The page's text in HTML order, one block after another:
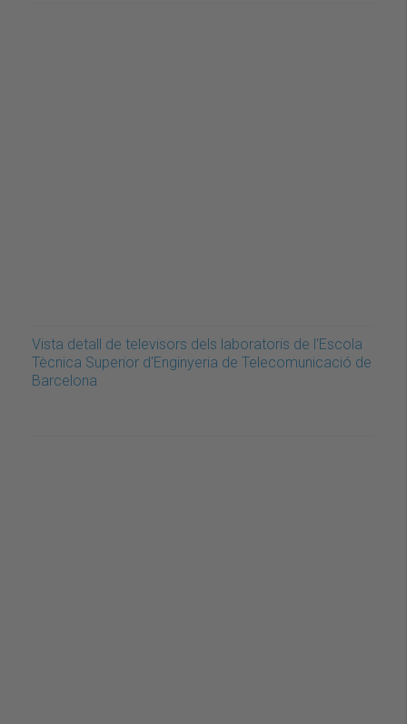
Vista detall de televisors dels laboratoris de l'Escola
Tècnica Superior d'Enginyeria de Telecomunicació de
Barcelona